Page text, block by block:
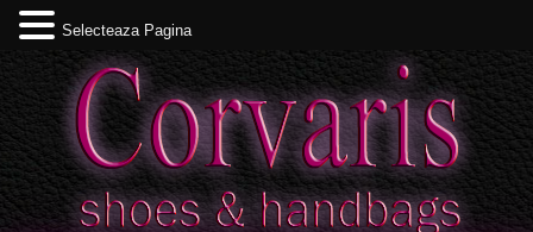
Selecteaza Pagina